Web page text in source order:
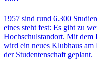
1957 sind rund 6.300
eines steht fest: Es gibt zu
Hochschulstandort. Mit dem
wird ein neues Klubhaus
der Studentenschaft geplant.